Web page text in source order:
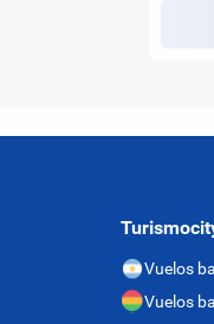
Vuelos
Vuelos